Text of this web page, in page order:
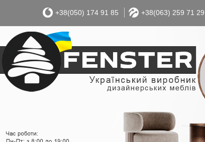
+38(050) 174 91 85 +38(063) 259 71 29